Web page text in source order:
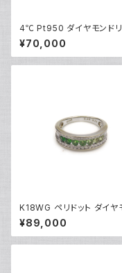
4℃ Pt950 ダイヤモンドリ
[True Love] プラチナ 指
号 Y05242
¥70,000
K18WG ペリドット ダイヤ
デザインリング 18金 ホワイ
ールド 指輪 12号 Y05244
¥89,000